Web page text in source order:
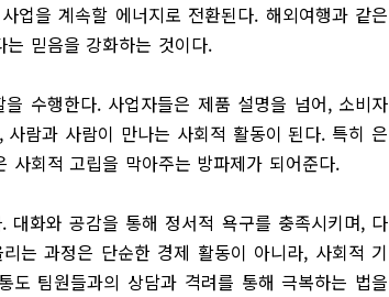
업을 계속할 에너지로 전환된다. 해외여행과 같은
믿음을 강화하는 것이다.
수행한다. 사업자들은 제품 설명을 넘어, 소비자
람과 사람이 만나는 사회적 활동이 된다. 특히 은
사회적 고립을 막아주는 방파제가 되어준다.
화와 공감을 통해 정서적 욕구를 충족시키며, 다
는 과정은 단순한 경제 활동이 아니라, 사회적 기
팀원들과의 상담과 격려를 통해 극복하는 법을